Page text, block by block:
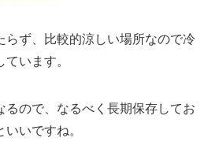
らず、比較的涼しい場所なので冷
います。
るので、なるべく長期保存してお
いですね。